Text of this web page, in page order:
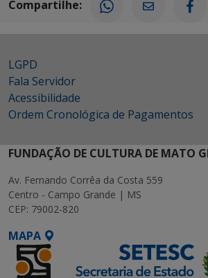
Compartilhe:
LGPD
Fala Servidor
Acessibilidade
Ordem Cronológica de Pagamentos
FUNDAÇÃO DE CULTURA DE MATO
Av. Fernando Corrêa da Costa 559
Centro - Campo Grande | MS
CEP: 79002-820
MAPA